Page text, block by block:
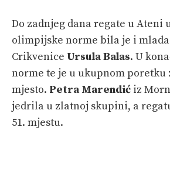
Do zadnjeg dana regate u Ateni
olimpijske norme bila je i
Crikvenice Ursula Balas. U
norme te je u ukupnom poretku
mjesto. Petra Marendić iz
jedrila u zlatnoj skupini, a
51. mjestu.